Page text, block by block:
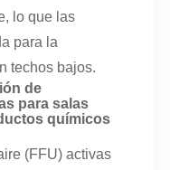
lo que las
para la
techos bajos.
de
para salas
químicos
(FFU) activas